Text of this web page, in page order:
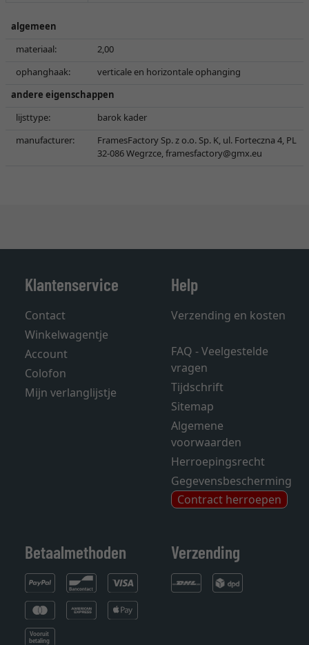
algemeen
materiaal:
2,00
ophanghaak:
verticale en horizontale ophanging
andere eigenschappen
lijsttype:
barok kader
manufacturer:
FramesFactory Sp. z o.o. Sp. K, ul. Forteczna 4, PL
32-086 Wegrzce,framesfactory@gmx.eu
Klantenservice
Contact
Winkelwagentje
Account
Colofon
Mijn verlanglijstje
Help
Verzending en kosten
FAQ - Veelgestelde
vragen
Tijdschrift
Sitemap
Algemene
voorwaarden
Herroepingsrecht
Gegevensbescherming
Contract herroepen
Betaalmethoden Verzending